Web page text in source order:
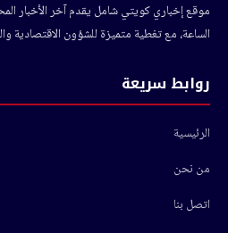
موقع إخباري كويتي شامل يقدم آخر الأخبار
الساعة، مع تغطية متميزة للشؤون الاقتصادية
روابط سريعة
الرئيسية
من نحن
اتصل بنا